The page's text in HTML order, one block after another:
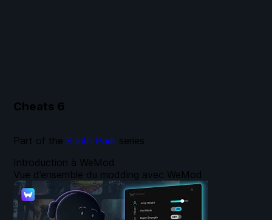
Cheats 6
Introduction à WeMod
Vue d’ensemble du modding avec WeMod
Part of the South Park series